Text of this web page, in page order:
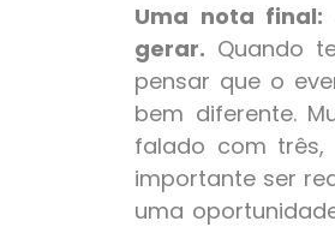
Uma nota
gerar. Quando
pensar que o
bem diferente.
falado com três,
importante ser
uma